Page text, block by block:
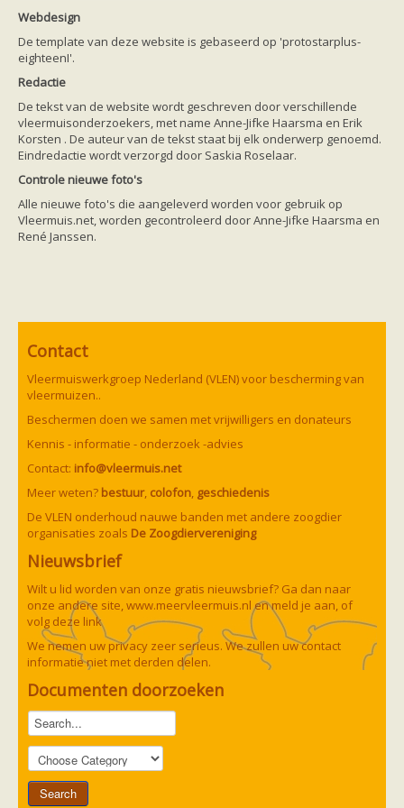
Noord-Brabant
Noord-Holland
Zeeland
Zuid-Holland
Vleermuizen en ziektes
Bescherming
Soortbescherming
Gebiedsbescherming
Hulp bij bouwplannen en bomenkap
Vleermuisprotocol
Knelpunten in vleermuisbescherming
Vleermuis advies en onderzoekbureaus
Regionale of provinciale werkgroepen
Landelijke natuurverenigingen
Ik wil graag mee op vleermuisexcursie
Aankondiging activiteiten
Ik ben op zoek naar een detector
Hoe vleermuizen leven
Voedsel en jagen
Echolocatie
Soorten
Baardvleermuis
Bechsteins vleermuis
Bosvleermuis
Brandt's vleermuis
Bruine of gewone grootoorvleermuis
Franjestaart
Gewone dwergvleermuis
Grijze grootoorvleermuis
Grote rosse vleermuis
Ingekorven vleermuis
Kleine en grote hoefijzerneus
Laatvlieger
Meervleermuis
Mopsvleermuis
Gewone grootoorvleermuis
Webdesign
De template van deze website is gebaseerd op 'protostarplus-
eighteenI'.
Redactie
De tekst van de website wordt geschreven door verschillende
vleermuisonderzoekers, met name Anne-Jifke Haarsma en Erik
Korsten . De auteur van de tekst staat bij elk onderwerp genoemd.
Eindredactie wordt verzorgd door Saskia Roselaar.
Controle nieuwe foto's
Alle nieuwe foto's die aangeleverd worden voor gebruik op
Vleermuis.net, worden gecontroleerd door Anne-Jifke Haarsma en
René Janssen.
Contact
Vleermuiswerkgroep Nederland (VLEN) voor bescherming van
vleermuizen..
Beschermen doen we samen met vrijwilligers en donateurs
Kennis - informatie - onderzoek -advies
Contact: info@vleermuis.net
Meer weten? bestuur, colofon, geschiedenis
De VLEN onderhoud nauwe banden met andere zoogdier
organisaties zoals De Zoogdiervereniging
Nieuwsbrief
Wilt u lid worden van onze gratis nieuwsbrief? Ga dan naar
onze andere site,www.meervleermuis.nlen meld je aan, of
volg deze link
We nemen uw privacy zeer serieus. We zullen uw contact
informatie niet met derden delen.
Documenten doorzoeken